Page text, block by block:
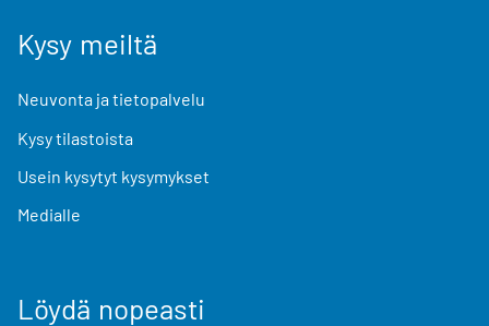
Kysy meiltä
Neuvonta ja tietopalvelu
Kysy tilastoista
Usein kysytyt kysymykset
Medialle
Löydä nopeasti